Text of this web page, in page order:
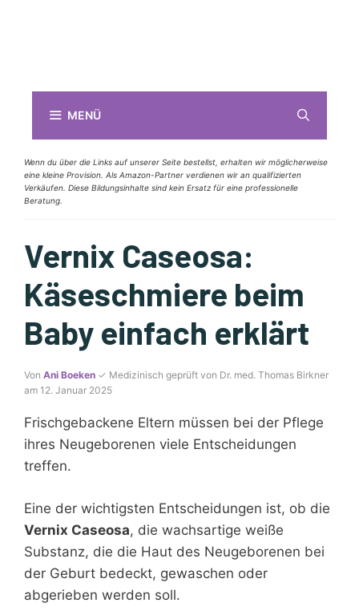
MENÜ
Wenn du über die Links auf unserer Seite bestellst, erhalten wir möglicherweise
eine kleine Provision. Als Amazon-Partner verdienen wir an qualifizierten
Verkäufen. Diese Bildungsinhalte sind kein Ersatz für eine professionelle
Beratung.
Vernix Caseosa:
Käseschmiere beim
Baby einfach erklärt
Von Ani Boeken ✓ Medizinisch geprüft von Dr. med. Thomas Birkner
am 12. Januar 2025
Frischgebackene Eltern müssen bei der Pflege
ihres Neugeborenen viele Entscheidungen
treffen.
Eine der wichtigsten Entscheidungen ist, ob die
Vernix Caseosa, die wachsartige weiße
Substanz, die die Haut des Neugeborenen bei
der Geburt bedeckt, gewaschen oder
abgerieben werden soll.